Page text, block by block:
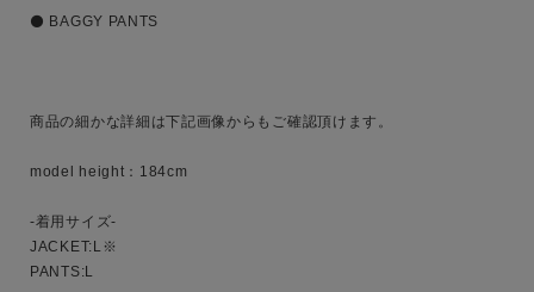
ブランド
⚫️ BAGGY PANTS
商品の細かな詳細は下記画像からもご確認頂けます。
model height：184cm
-着用サイズ-
JACKET:L※
PANTS:L